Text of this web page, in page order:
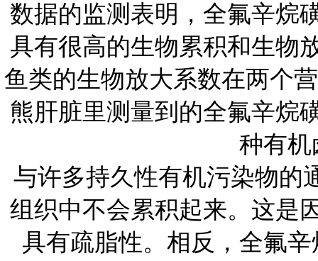
数据的监测表明，全氟辛烷
具有很高的生物累积和生物
鱼类的生物放大系数在两个
熊肝脏里测量到的全氟辛烷
种有机
与许多持久性有机污染物的
组织中不会累积起来。这是
具有疏脂性。相反，全氟